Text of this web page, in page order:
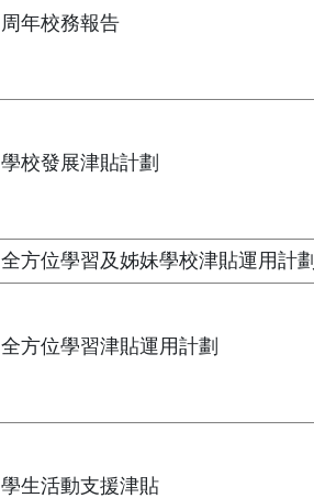
周年校務報告
學校發展津貼計劃
全方位學習及姊妹學校津貼運用計劃
全方位學習津貼運用計劃
學生活動支援津貼